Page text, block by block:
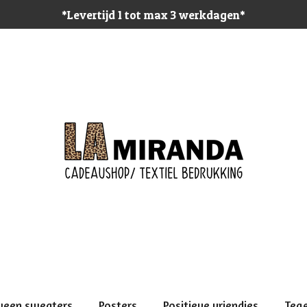
*Levertijd 1 tot max 3 werkdagen*